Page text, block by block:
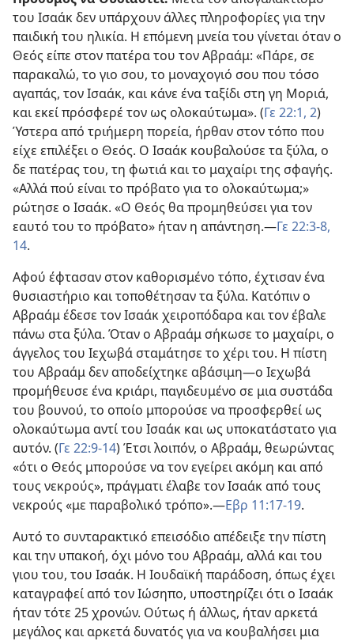
του Ισαάκ δεν υπάρχουν άλλες πληροφορίες για την
παιδική του ηλικία. Η επόμενη μνεία του γίνεται όταν ο
Θεός είπε στον πατέρα του τον Αβραάμ: «Πάρε, σε
παρακαλώ, το γιο σου, το μοναχογιό σου που τόσο
αγαπάς, τον Ισαάκ, και κάνε ένα ταξίδι στη γη Μοριά,
και εκεί πρόσφερέ τον ως ολοκαύτωμα». (Γε 22:1, 2)
Ύστερα από τριήμερη πορεία, ήρθαν στον τόπο που
είχε επιλέξει ο Θεός. Ο Ισαάκ κουβαλούσε τα ξύλα, ο
δε πατέρας του, τη φωτιά και το μαχαίρι της σφαγής.
«Αλλά πού είναι το πρόβατο για το ολοκαύτωμα;»
ρώτησε ο Ισαάκ. «Ο Θεός θα προμηθεύσει για τον
εαυτό του το πρόβατο» ήταν η απάντηση.—Γε 22:3-8,
14.
Αφού έφτασαν στον καθορισμένο τόπο, έχτισαν ένα
θυσιαστήριο και τοποθέτησαν τα ξύλα. Κατόπιν ο
Αβραάμ έδεσε τον Ισαάκ χειροπόδαρα και τον έβαλε
πάνω στα ξύλα. Όταν ο Αβραάμ σήκωσε το μαχαίρι, ο
άγγελος του Ιεχωβά σταμάτησε το χέρι του. Η πίστη
του Αβραάμ δεν αποδείχτηκε αβάσιμη—ο Ιεχωβά
προμήθευσε ένα κριάρι, παγιδευμένο σε μια συστάδα
του βουνού, το οποίο μπορούσε να προσφερθεί ως
ολοκαύτωμα αντί του Ισαάκ και ως υποκατάστατο για
αυτόν. (Γε 22:9-14) Έτσι λοιπόν, ο Αβραάμ, θεωρώντας
«ότι ο Θεός μπορούσε να τον εγείρει ακόμη και από
τους νεκρούς», πράγματι έλαβε τον Ισαάκ από τους
νεκρούς «με παραβολικό τρόπο».—Εβρ 11:17-19.
Αυτό το συνταρακτικό επεισόδιο απέδειξε την πίστη
και την υπακοή, όχι μόνο του Αβραάμ, αλλά και του
γιου του, του Ισαάκ. Η Ιουδαϊκή παράδοση, όπως έχει
καταγραφεί από τον Ιώσηπο, υποστηρίζει ότι ο Ισαάκ
ήταν τότε 25 χρονών. Ούτως ή άλλως, ήταν αρκετά
μεγάλος και αρκετά δυνατός για να κουβαλήσει μια